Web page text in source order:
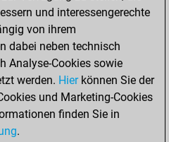
und interessengerechte
von ihrem
dabei neben technisch
Analyse-Cookies sowie
werden. Hierkönnen Sie der
und Marketing-Cookies
finden Sie in
.